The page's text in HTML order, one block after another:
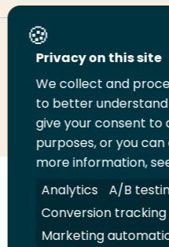
Deel deze pagina
Deel
LinkedIn
Deel
op
Twitter
Deel
op
Volg
ons
op
Volg
ons
op
Volg
ons
op
Volg
ons
op
Juridisch Security
Privacy on this site
We collect and
to better understand
give your consent to
purposes, or you
more information,
Analytics
A/B
Conversion tracking
Marketing